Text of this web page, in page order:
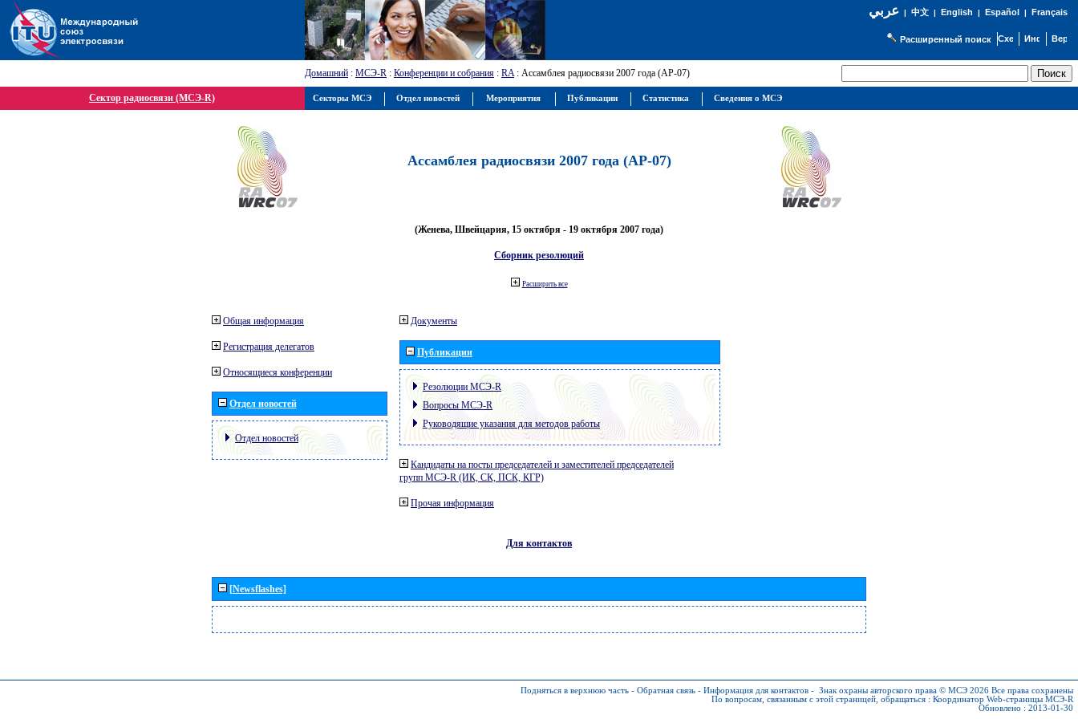
عربي| 中文| English | Español | Français
Расширенный поиск
Домашний : МСЭ-R : Конференции и собрания : RA: Ассамблея радиосвязи 2007 года (АР-07)
Сектор радиосвязи (МСЭ-R)
Ассамблея радиосвязи 2007 года (АР-07)
(Женева, Швейцария, 15 октября - 19 октября 2007 года)
Сборник резолюций
Расширить все
Общая информация
Регистрация делегатов
Относящиеся конференции
Отдел новостей
Отдел новостей
Документы
Публикации
Резолюции МСЭ-R
Вопросы МСЭ-R
Руководящие указания для методов работы
Кандидаты на посты председателей и заместителей председателей
групп МСЭ-R (ИК, СК, ПСК, КГР)
Прочая информация
Для контактов
[Newsflashes]
Подняться в верхнюю часть - Обратная связь - Информация для контактов - Знак охраны авторского права © МСЭ 2026 Все права сохранены
По вопросам, связанным с этой страницей, обращаться : Координатор Web-страницы МСЭ-R
Обновлено : 2013-01-30
Секторы МСЭ Отдел новостей Мероприятия Публикации Статистика Сведения о МСЭ